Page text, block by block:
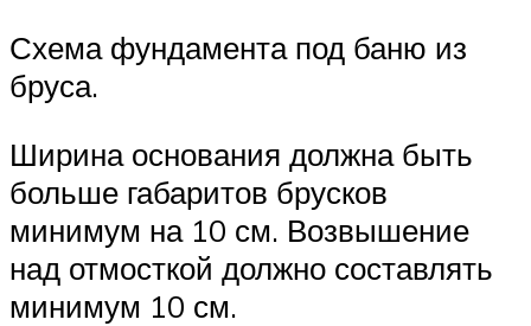
Схема фундамента под баню из
бруса.
Ширина основания должна быть
больше габаритов брусков
минимум на 10 см. Возвышение
над отмосткой должно составлять
минимум 10 см.